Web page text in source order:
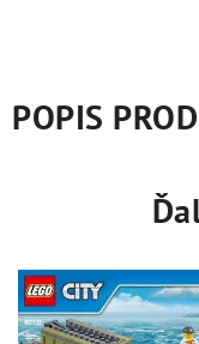
POPIS